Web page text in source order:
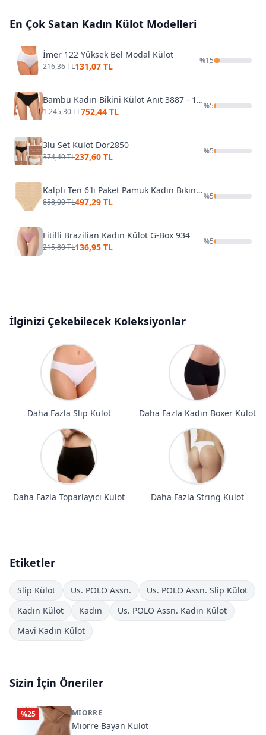
En Çok Satan Kadın Külot Modelleri
İmer 122 Yüksek Bel Modal Külot
216,36 TL131,07 TL
%15
Bambu Kadın Bikini Külot Anıt 3887 - 10 Adet
1.245,30 TL752,44 TL
%5
3lü Set Külot Dor2850
374,40 TL237,60 TL
%5
Kalpli Ten 6'lı Paket Pamuk Kadın Bikini Külot Yıldız 3576
858,00 TL497,29 TL
%5
Fitilli Brazilian Kadın Külot G-Box 934
215,80 TL136,95 TL
%5
İlginizi Çekebilecek Koleksiyonlar
Daha Fazla Slip Külot Daha Fazla Kadın Boxer Külot
Daha Fazla Toparlayıcı Külot Daha Fazla String Külot
Etiketler
Slip Külot Us. POLO Assn.
Us. POLO Assn. Slip Külot
Kadın Külot
Kadın
Us. POLO Assn. Kadın Külot
Mavi Kadın Külot
Sizin İçin Öneriler
%25 MIORRE
Miorre Bayan Külot